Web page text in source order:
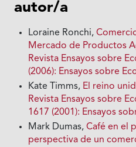
autor/a
Loraine Ronchi,
Mercado de Productos
Revista Ensayos sobre
(2006): Ensayos sobre
Kate Timms, El reino
Revista Ensayos sobre
1617 (2001): Ensayos
Mark Dumas,Café en el
perspectiva de un